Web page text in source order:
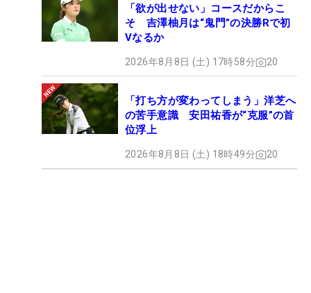
「欲が出せない」コースだからこ
そ 吉澤柚月は“鬼門”の決勝Rで初
Vなるか
2026年8月8日 (土) 17時58分 20
「打ち方が変わってしまう」洋芝へ
の苦手意識 安田祐香が“克服”の首
位浮上
2026年8月8日 (土) 18時49分 20